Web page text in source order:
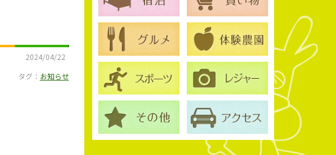
2024/04/22
タグ： お知らせ